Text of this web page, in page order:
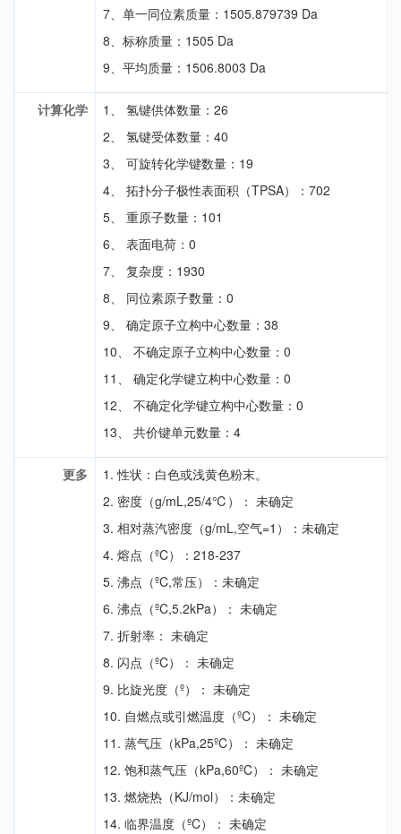
7、单一同位素质量：1505.879739 Da
8、标称质量：1505 Da
9、平均质量：1506.8003 Da
计算化学
1、 氢键供体数量：26
2、 氢键受体数量：40
3、 可旋转化学键数量：19
4、 拓扑分子极性表面积（TPSA）：702
5、 重原子数量：101
6、 表面电荷：0
7、 复杂度：1930
8、 同位素原子数量：0
9、 确定原子立构中心数量：38
10、 不确定原子立构中心数量：0
11、 确定化学键立构中心数量：0
12、 不确定化学键立构中心数量：0
13、 共价键单元数量：4
更多
1. 性状：白色或浅黄色粉末。
2. 密度（g/mL,25/4℃）： 未确定
3. 相对蒸汽密度（g/mL,空气=1）：未确定
4. 熔点（ºC）：218-237
5. 沸点（ºC,常压）：未确定
6. 沸点（ºC,5.2kPa）： 未确定
7. 折射率： 未确定
8. 闪点（ºC）： 未确定
9. 比旋光度（º）： 未确定
10. 自燃点或引燃温度（ºC）： 未确定
11. 蒸气压（kPa,25ºC）： 未确定
12. 饱和蒸气压（kPa,60ºC）： 未确定
13. 燃烧热（KJ/mol）：未确定
14. 临界温度（ºC）： 未确定